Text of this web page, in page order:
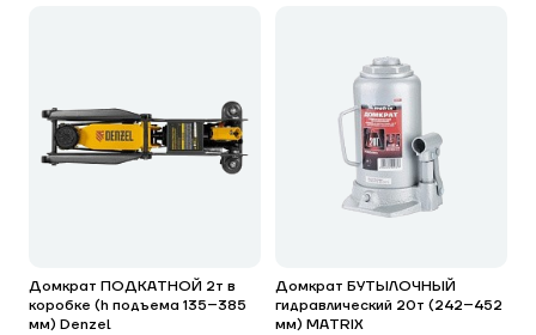
Домкрат ПОДКАТНОЙ 2т в
коробке (h подъема 135–385
мм) Denzel
Домкрат БУТЫЛОЧНЫЙ
гидравлический 20т (242–452
мм) MATRIX